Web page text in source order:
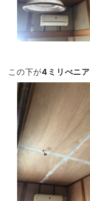
この下が4ミリべニア